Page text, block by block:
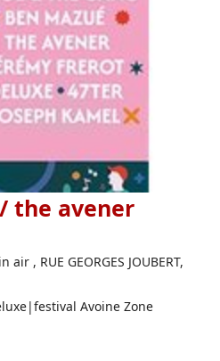
the avener
, RUE GEORGES JOUBERT,
Avoine Zone